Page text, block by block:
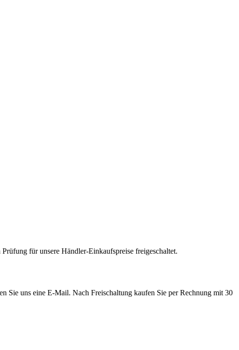
für unsere Händler-Einkaufspreise freigeschaltet.
Sie uns eine E-Mail. Nach Freischaltung kaufen Sie per Rechnung mit 30